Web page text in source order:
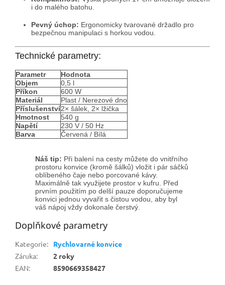
i do malého batohu.
Pevný úchop: Ergonomicky tvarované držadlo pro
bezpečnou manipulaci s horkou vodou.
Technické parametry:
Parametr
Hodnota
Objem
0,5 l
Příkon
600 W
Materiál
Plast / Nerezové dno
Příslušenství2× šálek, 2× lžička
Hmotnost
540 g
Napětí
230 V / 50 Hz
Barva
Červená / Bílá
Náš tip: Při balení na cesty můžete do vnitřního
prostoru konvice (kromě šálků) vložit i pár sáčků
oblíbeného čaje nebo porcované kávy.
Maximálně tak využijete prostor v kufru. Před
prvním použitím po delší pauze doporučujeme
konvici jednou vyvařit s čistou vodou, aby byl
váš nápoj vždy dokonale čerstvý.
Doplňkové parametry
Kategorie:
Rychlovarné konvice
Záruka:
2 roky
EAN: 8590669358427